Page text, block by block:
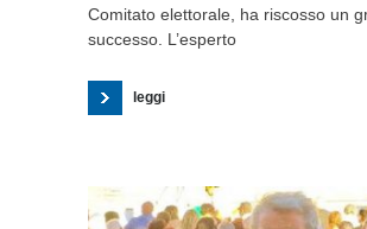
Comitato elettorale, ha riscosso un
successo. L’esperto
leggi